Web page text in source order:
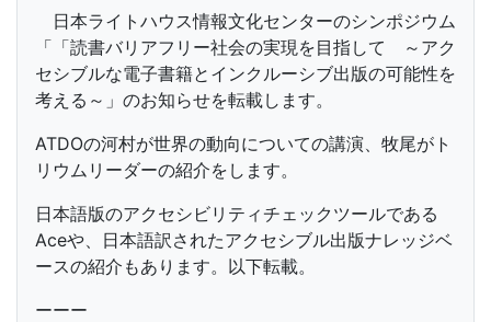
日本ライトハウス情報文化センターのシンポジウム
「「読書バリアフリー社会の実現を目指して ～アク
セシブルな電子書籍とインクルーシブ出版の可能性を
考える～」のお知らせを転載します。
ATDOの河村が世界の動向についての講演、牧尾がト
リウムリーダーの紹介をします。
日本語版のアクセシビリティチェックツールである
Aceや、日本語訳されたアクセシブル出版ナレッジベ
ースの紹介もあります。以下転載。
ーーー